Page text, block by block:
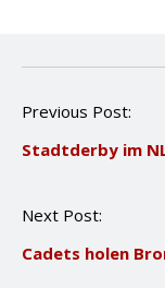
P
s
a
i
Previous Post:
Stadtderby im
Next Post:
Cadets holen